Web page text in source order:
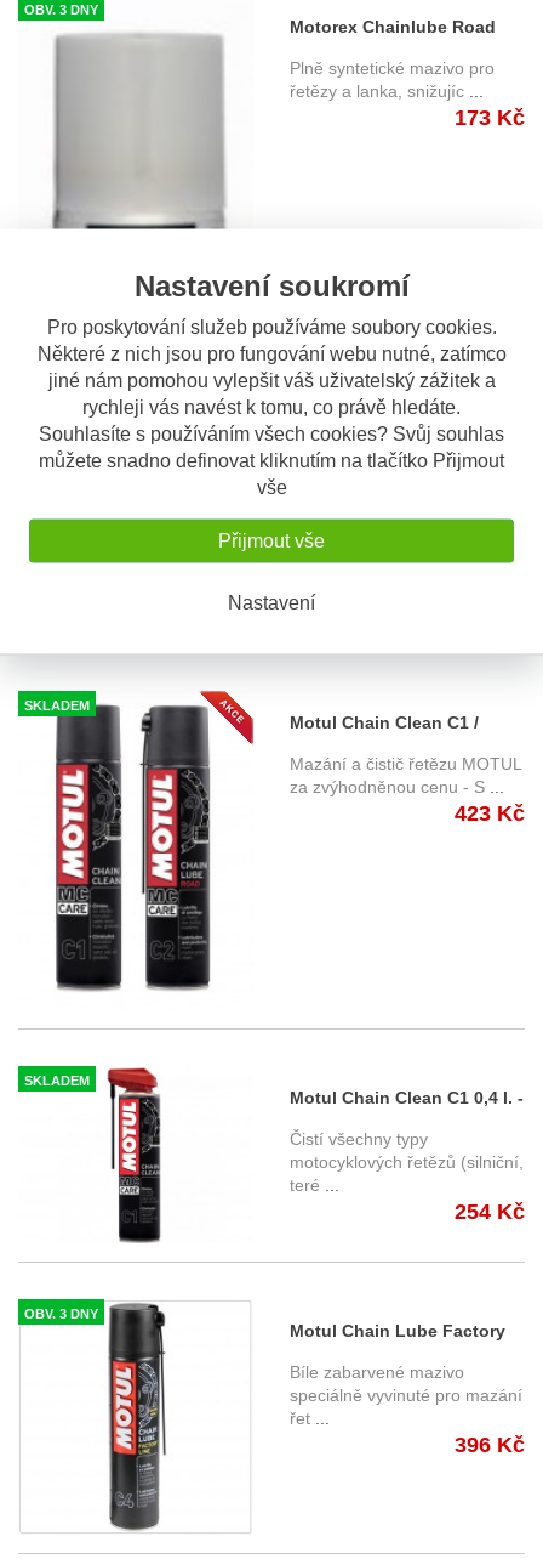
Nastavení soukromí
Pro poskytování služeb používáme soubory cookies.
Některé z nich jsou pro fungování webu nutné, zatímco
jiné nám pomohou vylepšit váš uživatelský zážitek a
rychleji vás navést k tomu, co právě hledáte.
Souhlasíte s používáním všech cookies? Svůj souhlas
můžete snadno definovat kliknutím na tlačítko Přijmout
vše
Přijmout vše
Nastavení
OBV. 3 DNY
Motorex Chainlube Road
56ml
Plně syntetické mazivo pro
řetězy a lanka, snižujíc
173 Kč
SKLADEM
Motul Chain Clean C1 /
Lube Road C2+, sada 2ks
Mazání a čistič řetězu MOTUL
za zvýhodněnou cenu - S
423 Kč
SKLADEM
Motul Chain Clean C1 0,4 l. -
čistič žetězu
Čistí všechny typy
motocyklových řetězů (silniční,
teré
254 Kč
OBV. 3 DNY
Motul Chain Lube Factory
Line 0,4 L
Bíle zabarvené mazivo
speciálně vyvinuté pro mazání
řet
396 Kč